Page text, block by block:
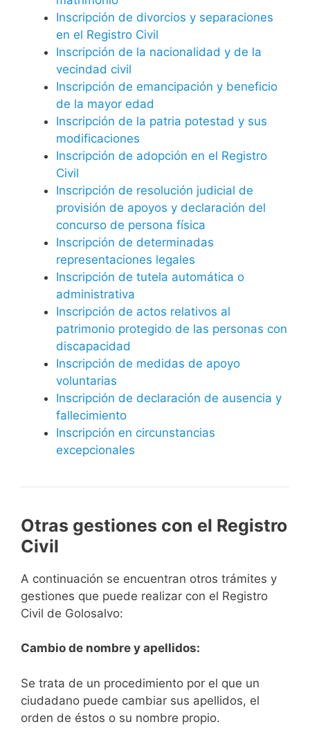
Inscripción de divorcios y separaciones
en el Registro Civil
Inscripción de la nacionalidad y de la
vecindad civil
Inscripción de emancipación y beneficio
de la mayor edad
Inscripción de la patria potestad y sus
modificaciones
Inscripción de adopción en el Registro
Civil
Inscripción de resolución judicial de
provisión de apoyos y declaración del
concurso de persona física
Inscripción de determinadas
representaciones legales
Inscripción de tutela automática o
administrativa
Inscripción de actos relativos al
patrimonio protegido de las personas con
discapacidad
Inscripción de medidas de apoyo
voluntarias
Inscripción de declaración de ausencia y
fallecimiento
Inscripción en circunstancias
excepcionales
Otras gestiones con el Registro
Civil
A continuación se encuentran otros trámites y
gestiones que puede realizar con el Registro
Civil de Golosalvo:
Cambio de nombre y apellidos:
Se trata de un procedimiento por el que un
ciudadano puede cambiar sus apellidos, el
orden de éstos o su nombre propio.